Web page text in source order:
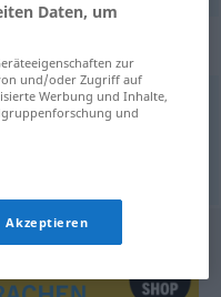
,Vorlage,Skizze
Daten, um
zur
und/oder Zugriff auf
Werbung und Inhalte,
und
Akzeptieren